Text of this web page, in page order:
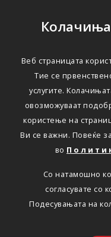
Веб страницата
Тие се
услугите.
овозможуваат
користење на
Ви се важни. Повеќе
во
Со натамошно
согласувате со
Подесувањата на